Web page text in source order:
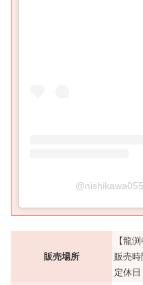
販売場所
【龍
販売時
定休日